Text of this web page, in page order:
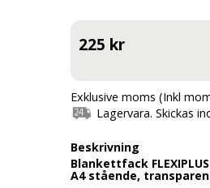
225 kr
Exklusive moms (Inkl
Lagervara. Skickas
Beskrivning
Blankettfack
A4 stående,